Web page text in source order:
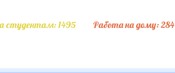
студентам: 1495 Работа на дому: 284